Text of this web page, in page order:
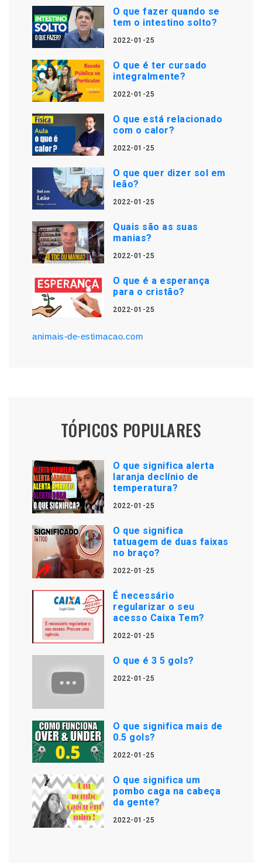
O que fazer quando se
tem o intestino solto?
2022-01-25
O que é ter cursado
integralmente?
2022-01-25
O que está relacionado
com o calor?
2022-01-25
O que quer dizer sol em
leão?
2022-01-25
Quais são as suas
manias?
2022-01-25
O que é a esperança
para o cristão?
2022-01-25
animais-de-estimacao.com
TÓPICOS POPULARES
O que significa alerta
laranja declínio de
temperatura?
2022-01-25
O que significa
tatuagem de duas faixas
no braço?
2022-01-25
É necessário
regularizar o seu
acesso Caixa Tem?
2022-01-25
O que é 3 5 gols?
2022-01-25
O que significa mais de
0.5 gols?
2022-01-25
O que significa um
pombo caga na cabeça
da gente?
2022-01-25